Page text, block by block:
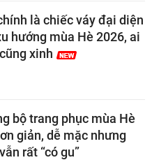
là chiếc váy đại diện
hướng mùa Hè 2026, ai
xinh
bộ trang phục mùa Hè
giản, dễ mặc nhưng
rất “có gu”